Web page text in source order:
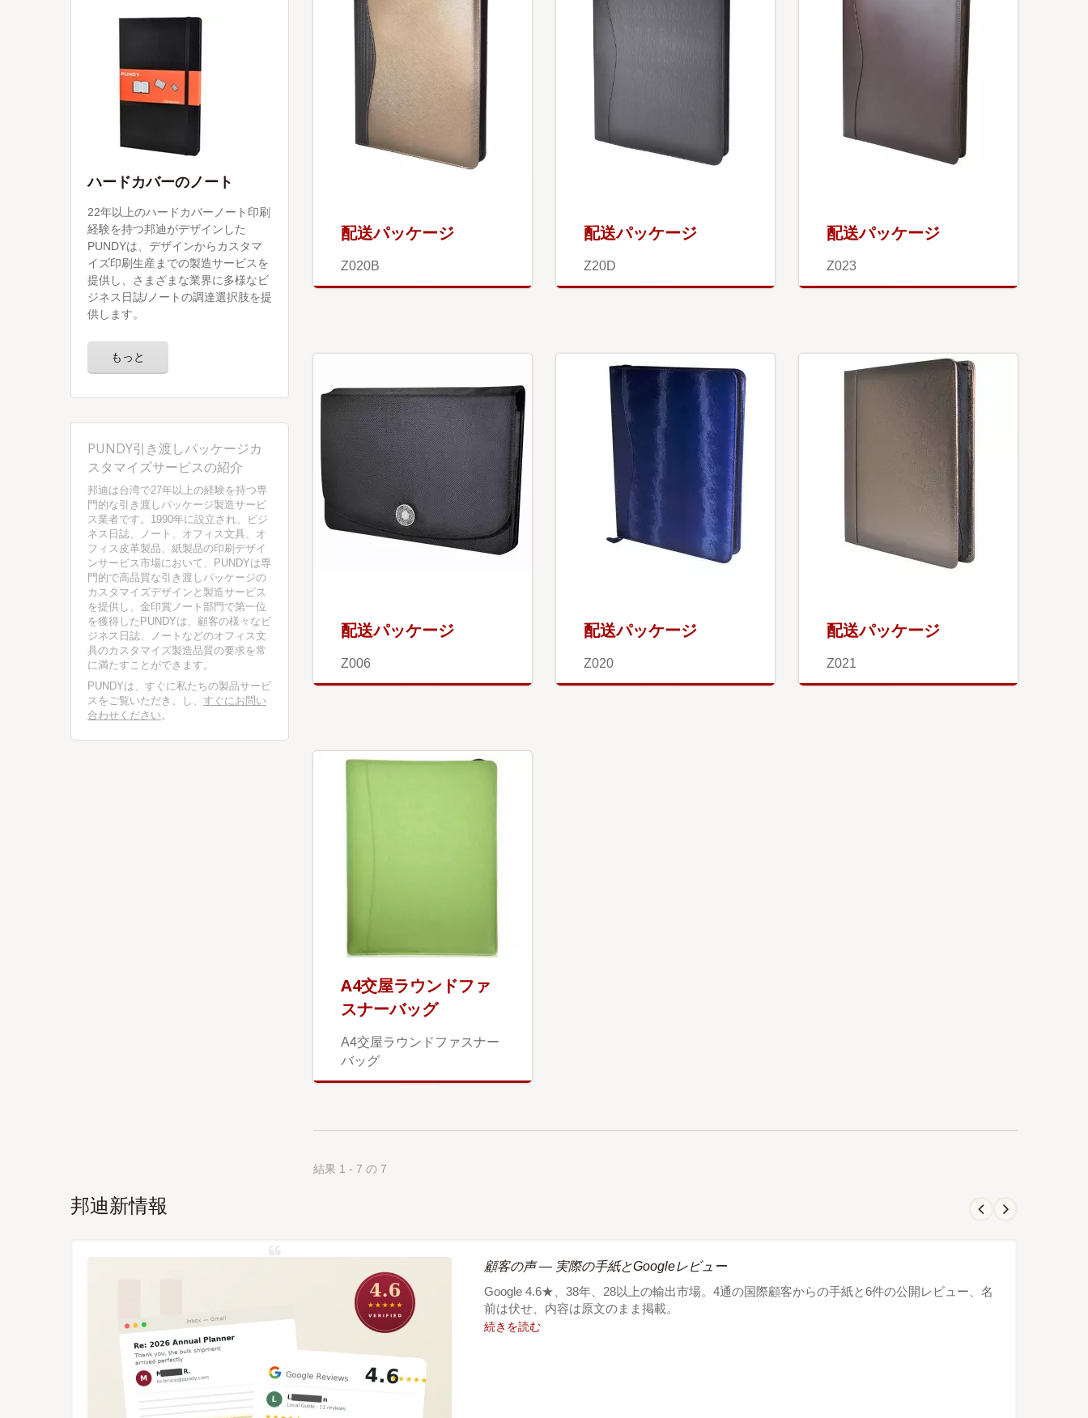
ハードカバーのノート
22年以上のハードカバーノート印刷
経験を持つ邦迪がデザインした
PUNDYは、デザインからカスタマ
イズ印刷生産までの製造サービスを
提供し、さまざまな業界に多様なビ
ジネス日誌/ノートの調達選択肢を提
供します。
もっと
PUNDY引き渡しパッケージカ
スタマイズサービスの紹介
邦迪は台湾で27年以上の経験を持つ専
門的な引き渡しパッケージ製造サービ
ス業者です。1990年に設立され、ビジ
ネス日誌、ノート、オフィス文具、オ
フィス皮革製品、紙製品の印刷デザイ
ンサービス市場において、PUNDYは専
門的で高品質な引き渡しパッケージの
カスタマイズデザインと製造サービス
を提供し、金印賞ノート部門で第一位
を獲得したPUNDYは、顧客の様々なビ
ジネス日誌、ノートなどのオフィス文
具のカスタマイズ製造品質の要求を常
に満たすことができます。
PUNDYは、すぐに私たちの製品サービ
スをご覧いただき、し、 すぐにお問い
合わせください。
配送パッケージ
Z020B
配送パッケージ
Z20D
配送パッケージ
Z023
配送パッケージ
Z006
配送パッケージ
Z020
配送パッケージ
Z021
A4交屋ラウンドファ
スナーバッグ
A4交屋ラウンドファスナー
バッグ
結果 1 - 7 の 7
邦迪新情報
顧客の声 — 実際の手紙とGoogleレビュー
Google 4.6★、38年、28以上の輸出市場。4通の国際顧客からの手紙と6件の公開レビュー、名
前は伏せ、内容は原文のまま掲載。
続きを読む